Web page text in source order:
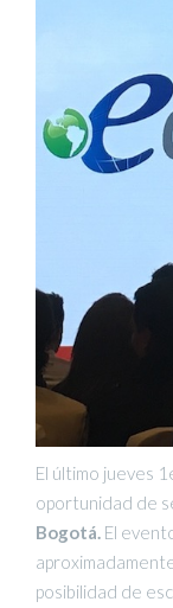
El último jueves
oportunidad de
Bogotá. El
posibilidad de